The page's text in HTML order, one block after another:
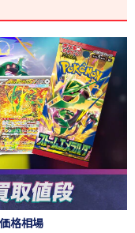
格相場